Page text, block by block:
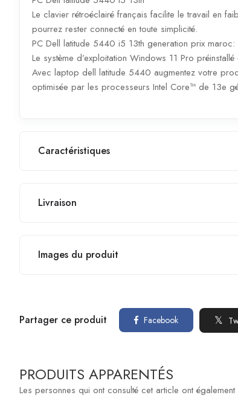
Le clavier rétroéclairé français facilite le travail en
pourrez rester connecté en toute simplicité.
PC Dell latitude 5440 i5 13th generation prix
Le système d’exploitation Windows 11 Pro
Avec laptop dell latitude 5440 augmentez votre
optimisée par les processeurs Intel Core™ de 13e
Caractéristiques
Livraison
Images du produit
Partager ce produit Facebook
PRODUITS APPARENTÉS
Les personnes qui ont consulté cet article ont également